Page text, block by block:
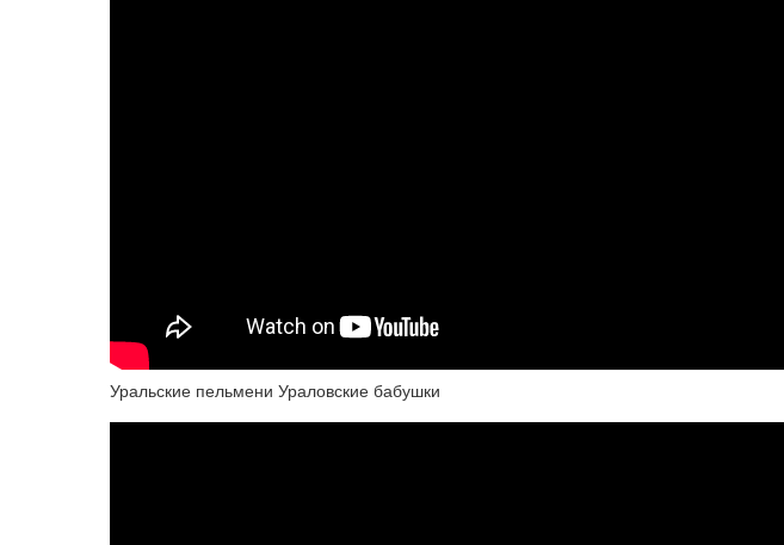
Уральские пельмени Ураловские бабушки